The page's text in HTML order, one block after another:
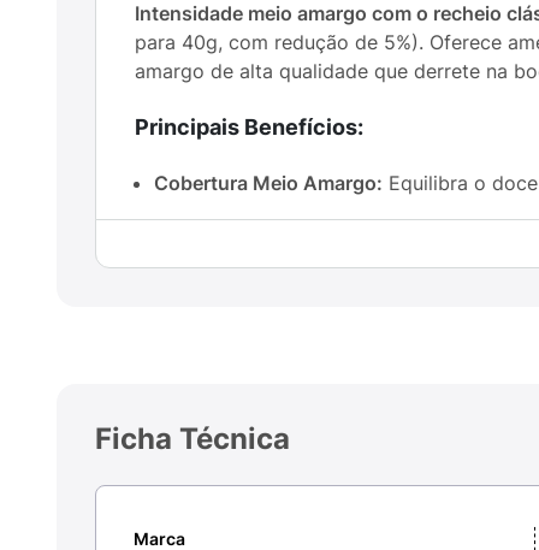
Intensidade meio amargo com o recheio
para 40g, com redução de 5%). Oferece
amargo de alta qualidade que derrete na
Principais Benefícios:
Cobertura Meio Amargo: Equilibra o
Combina a
Contém
Ficha Técnica
Marca